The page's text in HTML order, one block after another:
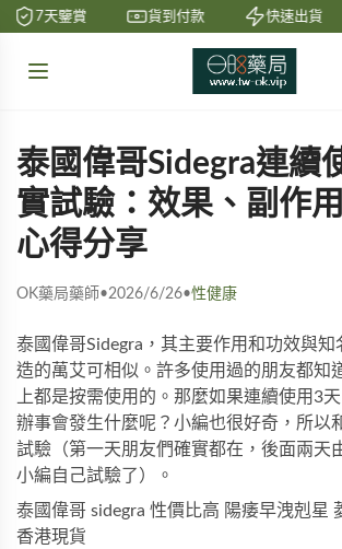
7天鑒賞 貨到付款 快速出貨
泰國偉哥Sidegra連續
實試驗：效果、副作
心得分享
OK藥局藥師•2026/6/26•性健康
泰國偉哥Sidegra，其主要作用和功效與知
造的萬艾可相似。許多使用過的朋友都知
上都是按需使用的。那麼如果連續使用3
辦事會發生什麼呢？小編也很好奇，所以
試驗（第一天朋友們確實都在，後面兩天
小編自己試驗了）。
泰國偉哥 sidegra 性價比高 陽痿早洩剋星
香港現貨